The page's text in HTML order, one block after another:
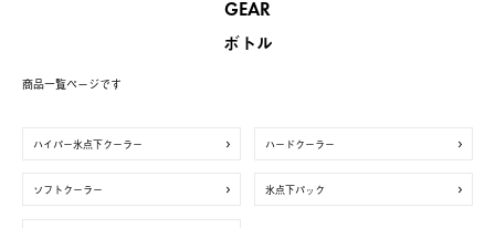
GEAR
ボトル
商品一覧ページです
ハイパー氷点下クーラー ハードクーラー
ソフトクーラー 氷点下パック